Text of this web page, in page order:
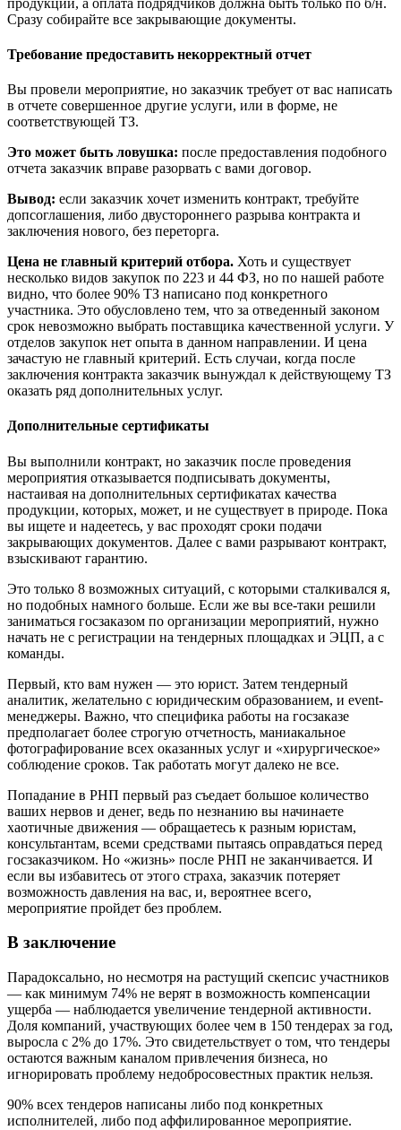
Сразу собирайте все закрывающие документы.
Требование предоставить некорректный отчет
Вы провели мероприятие, но заказчик требует от вас написать
в отчете совершенное другие услуги, или в форме, не
соответствующей ТЗ.
Это может быть ловушка: после предоставления подобного
отчета заказчик вправе разорвать с вами договор.
Вывод: если заказчик хочет изменить контракт, требуйте
допсоглашения, либо двустороннего разрыва контракта и
заключения нового, без переторга.
Цена не главный критерий отбора. Хоть и существует
несколько видов закупок по 223 и 44 ФЗ, но по нашей работе
видно, что более 90% ТЗ написано под конкретного
участника. Это обусловлено тем, что за отведенный законом
срок невозможно выбрать поставщика качественной услуги. У
отделов закупок нет опыта в данном направлении. И цена
зачастую не главный критерий. Есть случаи, когда после
заключения контракта заказчик вынуждал к действующему ТЗ
оказать ряд дополнительных услуг.
Дополнительные сертификаты
Вы выполнили контракт, но заказчик после проведения
мероприятия отказывается подписывать документы,
настаивая на дополнительных сертификатах качества
продукции, которых, может, и не существует в природе. Пока
вы ищете и надеетесь, у вас проходят сроки подачи
закрывающих документов. Далее с вами разрывают контракт,
взыскивают гарантию.
Это только 8 возможных ситуаций, с которыми сталкивался я,
но подобных намного больше. Если же вы все-таки решили
заниматься госзаказом по организации мероприятий, нужно
начать не с регистрации на тендерных площадках и ЭЦП, а с
команды.
Первый, кто вам нужен — это юрист. Затем тендерный
аналитик, желательно с юридическим образованием, и event-
менеджеры. Важно, что специфика работы на госзаказе
предполагает более строгую отчетность, маниакальное
фотографирование всех оказанных услуг и «хирургическое»
соблюдение сроков. Так работать могут далеко не все.
Попадание в РНП первый раз съедает большое количество
ваших нервов и денег, ведь по незнанию вы начинаете
хаотичные движения — обращаетесь к разным юристам,
консультантам, всеми средствами пытаясь оправдаться перед
госзаказчиком. Но «жизнь» после РНП не заканчивается. И
если вы избавитесь от этого страха, заказчик потеряет
возможность давления на вас, и, вероятнее всего,
мероприятие пройдет без проблем.
В заключение
Парадоксально, но несмотря на растущий скепсис участников
— как минимум 74% не верят в возможность компенсации
ущерба — наблюдается увеличение тендерной активности.
Доля компаний, участвующих более чем в 150 тендерах за год,
выросла с 2% до 17%. Это свидетельствует о том, что тендеры
остаются важным каналом привлечения бизнеса, но
игнорировать проблему недобросовестных практик нельзя.
90% всех тендеров написаны либо под конкретных
исполнителей, либо под аффилированное мероприятие.